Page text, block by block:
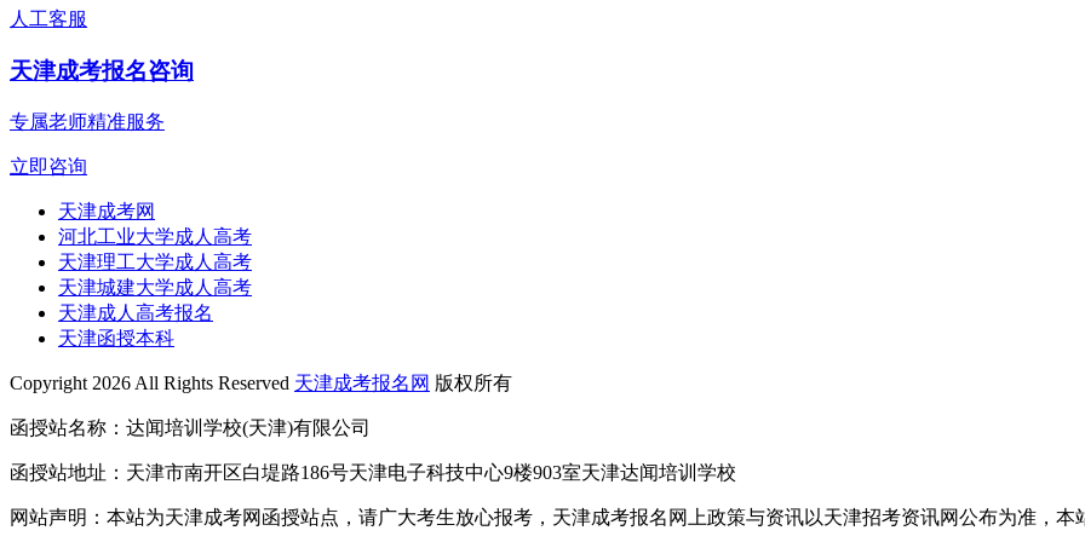
人工客服
天津成考报名咨询
专属老师精准服务
立即咨询
天津成考网
河北工业大学成人高考
天津理工大学成人高考
天津城建大学成人高考
天津成人高考报名
天津函授本科
Copyright 2026 All Rights Reserved 天津成考报名网 版权所有
函授站名称：达闻培训学校(天津)有限公司
函授站地址：天津市南开区白堤路186号天津电子科技中心9楼903室天津达闻培训学校
网站声明：本站为天津成考网函授站点，请广大考生放心报考，天津成考报名网上政策与资讯以天津招考资讯网公布为准，本